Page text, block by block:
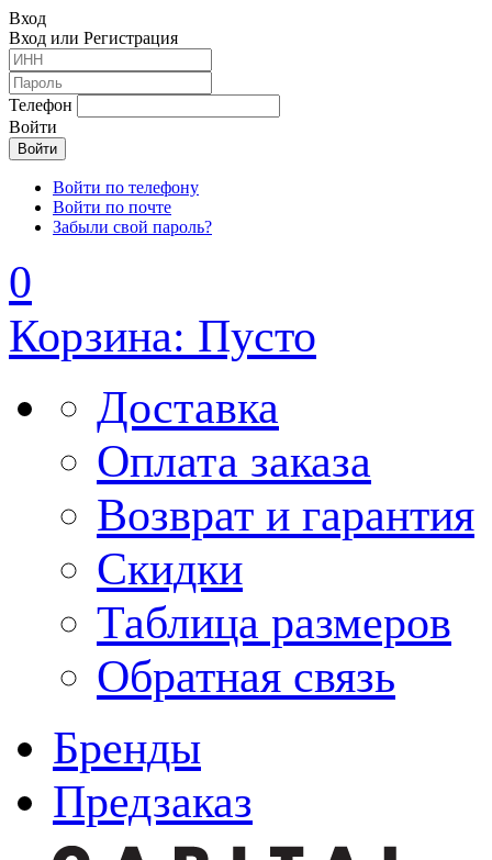
Вход
Вход или Регистрация
Телефон
Войти
Войти по телефону
Войти по почте
Забыли свой пароль?
0
Корзина: Пусто
Доставка
Оплата заказа
Возврат и гарантия
Скидки
Таблица размеров
Обратная связь
Бренды
Предзаказ